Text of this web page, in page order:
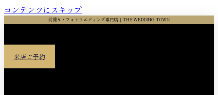
コンテンツにスキップ
前撮り・フォトウエディング専門店｜THE WEDDING TOWN
来店ご予約